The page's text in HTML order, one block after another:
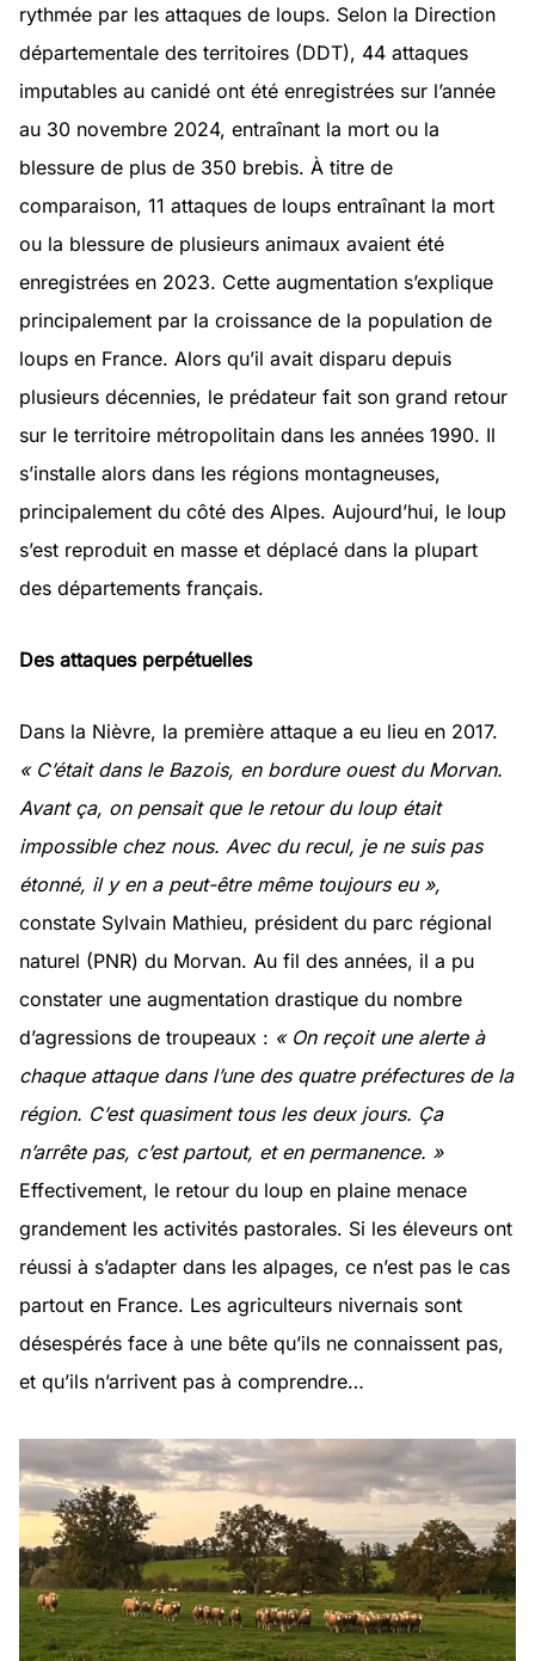
rythmée par les attaques de loups. Selon la Direction
départementale des territoires (DDT), 44 attaques
imputables au canidé ont été enregistrées sur l’année
au 30 novembre 2024, entraînant la mort ou la
blessure de plus de 350 brebis. À titre de
comparaison, 11 attaques de loups entraînant la mort
ou la blessure de plusieurs animaux avaient été
enregistrées en 2023. Cette augmentation s’explique
principalement par la croissance de la population de
loups en France. Alors qu’il avait disparu depuis
plusieurs décennies, le prédateur fait son grand retour
sur le territoire métropolitain dans les années 1990. Il
s’installe alors dans les régions montagneuses,
principalement du côté des Alpes. Aujourd’hui, le loup
s’est reproduit en masse et déplacé dans la plupart
des départements français.
Des attaques perpétuelles
Dans la Nièvre, la première attaque a eu lieu en 2017.
« C’était dans le Bazois, en bordure ouest du Morvan.
Avant ça, on pensait que le retour du loup était
impossible chez nous. Avec du recul, je ne suis pas
étonné, il y en a peut-être même toujours eu »,
constate Sylvain Mathieu, président du parc régional
naturel (PNR) du Morvan. Au fil des années, il a pu
constater une augmentation drastique du nombre
d’agressions de troupeaux : « On reçoit une alerte à
chaque attaque dans l’une des quatre préfectures de la
région. C’est quasiment tous les deux jours. Ça
n’arrête pas, c’est partout, et en permanence. »
Effectivement, le retour du loup en plaine menace
grandement les activités pastorales. Si les éleveurs ont
réussi à s’adapter dans les alpages, ce n’est pas le cas
partout en France. Les agriculteurs nivernais sont
désespérés face à une bête qu’ils ne connaissent pas,
et qu’ils n’arrivent pas à comprendre…